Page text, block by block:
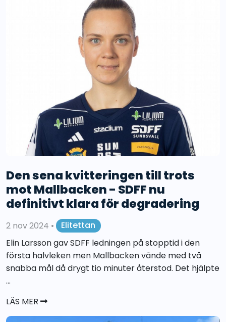
Den sena kvitteringen till trots
mot Mallbacken - SDFF nu
definitivt klara för degradering
2 nov 2024 •
Elitettan
Elin Larsson gav SDFF ledningen på stopptid i den
första halvleken men Mallbacken vände med två
snabba mål då drygt tio minuter återstod. Det hjälpte
...
LÄS MER